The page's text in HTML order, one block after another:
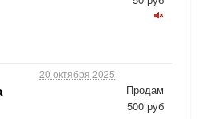
20 октября 2025
Продам
500 руб